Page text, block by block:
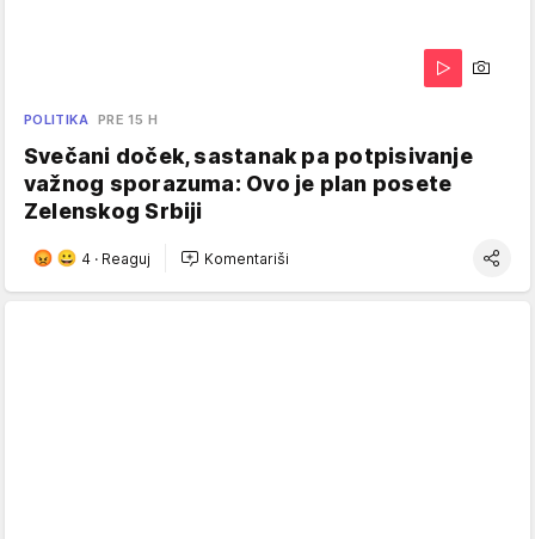
POLITIKA PRE 15 H
Svečani doček, sastanak pa potpisivanje
važnog sporazuma: Ovo je plan posete
Zelenskog Srbiji
4 · Reaguj Komentariši